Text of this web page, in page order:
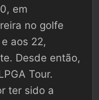
em
no golfe
aos 22,
Desde então,
Tour.
ter sido a